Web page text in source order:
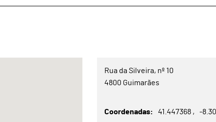
Rua da Silveira, nº 10
4800 Guimarães
Coordenadas 41.447368 -